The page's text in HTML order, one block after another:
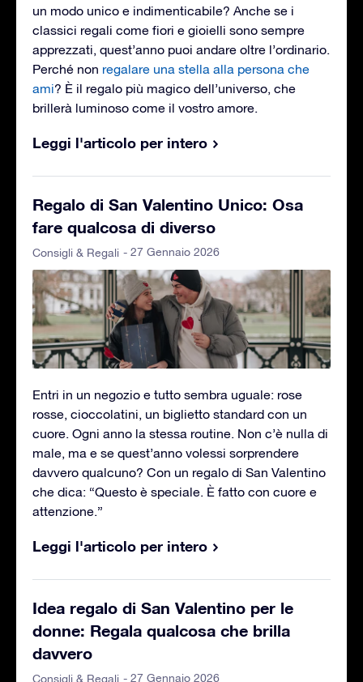
un modo unico e indimenticabile? Anche se i
classici regali come fiori e gioielli sono sempre
apprezzati, quest’anno puoi andare oltre l’ordinario.
Perché non regalare una stella alla persona che
ami? È il regalo più magico dell’universo, che
brillerà luminoso come il vostro amore.
Leggi l'articolo per intero
Regalo di San Valentino Unico: Osa
fare qualcosa di diverso
Consigli & Regali - 27 Gennaio 2026
Entri in un negozio e tutto sembra uguale: rose
rosse, cioccolatini, un biglietto standard con un
cuore. Ogni anno la stessa routine. Non c’è nulla di
male, ma e se quest’anno volessi sorprendere
davvero qualcuno? Con un regalo di San Valentino
che dica: “Questo è speciale. È fatto con cuore e
attenzione.”
Leggi l'articolo per intero
Idea regalo di San Valentino per le
donne: Regala qualcosa che brilla
davvero
Consigli & Regali - 27 Gennaio 2026